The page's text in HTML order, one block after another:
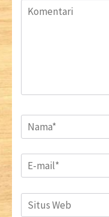
Komentari
Name*
Email*
Situs